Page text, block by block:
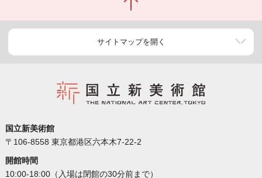
サイトマップを開く
国立新美術館
〒106-8558 東京都港区六本木7-22-2
開館時間
10:00-18:00（入場は閉館の30分前まで）